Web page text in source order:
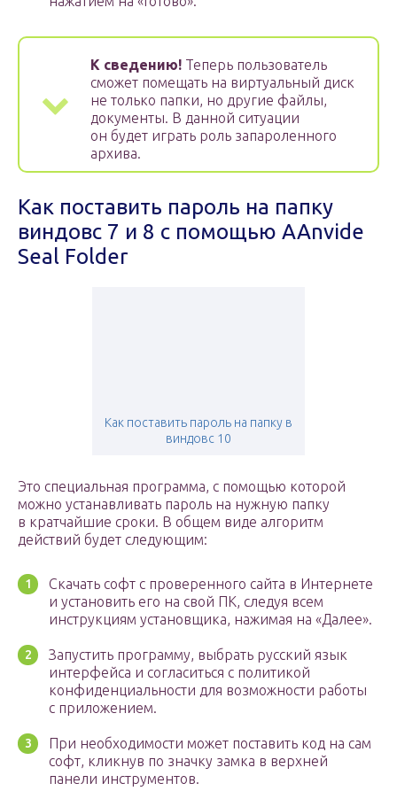
К сведению! Теперь пользователь
сможет помещать на виртуальный диск
не только папки, но другие файлы,
документы. В данной ситуации
он будет играть роль запароленного
архива.
Как поставить пароль на папку
виндовс 7 и 8 с помощью AAnvide
Seal Folder
Как поставить пароль на папку в
виндовс 10
Это специальная программа, с помощью которой
можно устанавливать пароль на нужную папку
в кратчайшие сроки. В общем виде алгоритм
действий будет следующим:
Скачать софт с проверенного сайта в Интернете
и установить его на свой ПК, следуя всем
инструкциям установщика, нажимая на «Далее».
Запустить программу, выбрать русский язык
интерфейса и согласиться с политикой
конфиденциальности для возможности работы
с приложением.
При необходимости может поставить код на сам
софт, кликнув по значку замка в верхней
панели инструментов.